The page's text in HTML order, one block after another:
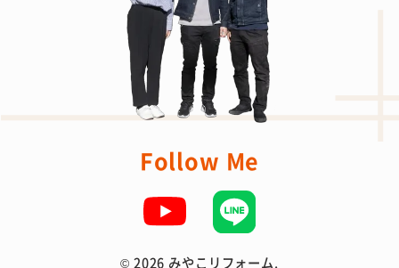
Follow Me
© 2026 みやこリフォーム.